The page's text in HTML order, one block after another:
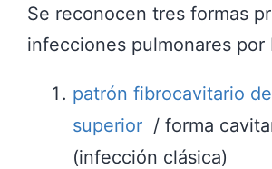
Se reconocen tres formas
infecciones pulmonares por
patrón fibrocavitario
superior / forma
(infección clásica)